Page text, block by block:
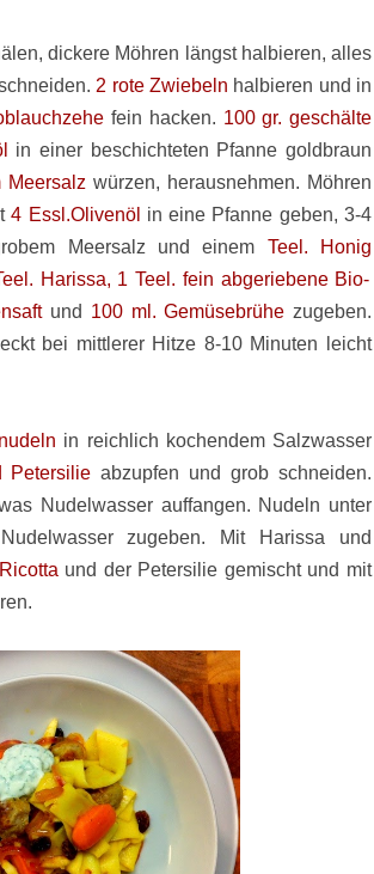
dickere Möhren längst halbieren, alles
2 rote Zwiebeln halbieren und in
fein hacken. 100 gr. geschälte
in einer beschichteten Pfanne goldbraun
Meersalz würzen, herausnehmen. Möhren
4 Essl.Olivenöl in eine Pfanne geben, 3-4
Meersalz und einem Teel. Honig
Harissa, 1 Teel. fein abgeriebene Bio-
und 100 ml. Gemüsebrühe zugeben.
bei mittlerer Hitze 8-10 Minuten leicht
in reichlich kochendem Salzwasser
Petersilieabzupfen und grob schneiden.
Nudelwasser auffangen. Nudeln unter
zugeben. Mit Harissa und
und der Petersilie gemischt und mit